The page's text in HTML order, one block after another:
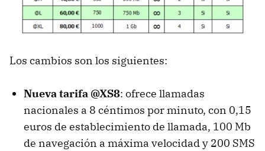
Los cambios son los siguientes:
Nueva tarifa @XS8: ofrece llamadas
nacionales a 8 céntimos por minuto, con 0,15
euros de establecimiento de llamada, 100 Mb
de navegación a máxima velocidad y 200 SMS